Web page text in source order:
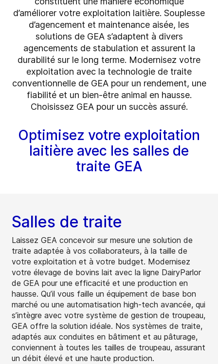
d’améliorer votre exploitation laitière. Souplesse
d’agencement et maintenance aisée, les
solutions de GEA s’adaptent à divers
agencements de stabulation et assurent la
durabilité sur le long terme. Modernisez votre
exploitation avec la technologie de traite
conventionnelle de GEA pour un rendement, une
fiabilité et un bien-être animal en hausse.
Choisissez GEA pour un succès assuré.
Optimisez votre exploitation
laitière avec les salles de
traite GEA
Salles de traite
Laissez GEA concevoir sur mesure une solution de
traite adaptée à vos collaborateurs, à la taille de
votre exploitation et à votre budget. Modernisez
votre élevage de bovins lait avec la ligne DairyParlor
de GEA pour une efficacité et une production en
hausse. Qu’il vous faille un équipement de base bon
marché ou une automatisation high-tech avancée, qui
s’intègre avec votre système de gestion de troupeau,
GEA offre la solution idéale. Nos systèmes de traite,
adaptés aux conduites en bâtiment et au pâturage,
conviennent à toutes les tailles de troupeau, assurant
un débit élevé et une haute production.